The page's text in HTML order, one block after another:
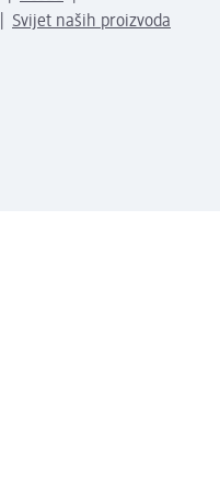
Svijet naših proizvoda